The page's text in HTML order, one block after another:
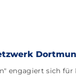
engagiert sich für